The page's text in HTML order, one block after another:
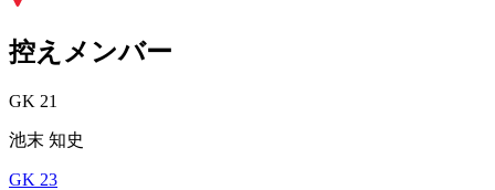
控えメンバー
GK 21
池末 知史
GK 23